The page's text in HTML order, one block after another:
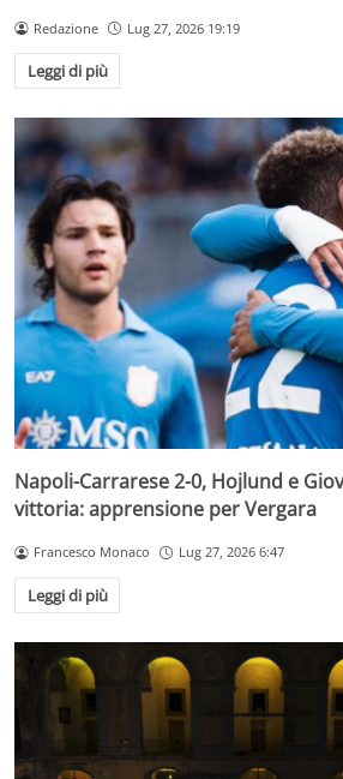
Redazione Lug 27, 2026 19:19
Leggi di più
Napoli-Carrarese 2-0, Hojlund e
vittoria: apprensione per Vergara
Francesco Monaco Lug 27, 2026 6:47
Leggi di più